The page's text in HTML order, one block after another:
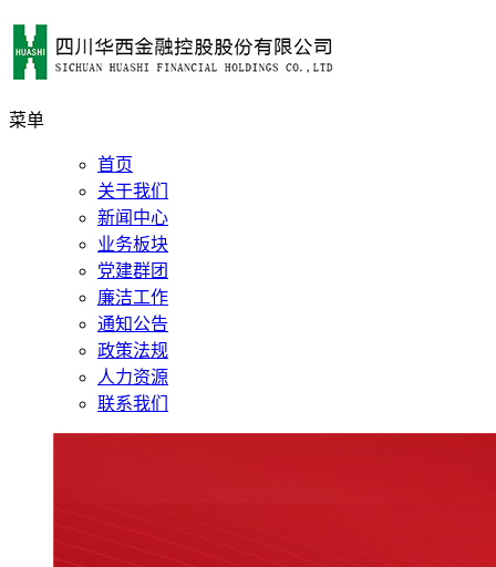
菜单
首页
关于我们
新闻中心
业务板块
党建群团
廉洁工作
通知公告
政策法规
人力资源
联系我们